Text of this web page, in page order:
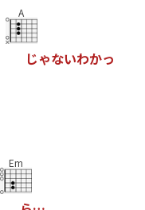
A
じゃないわかっ
Em